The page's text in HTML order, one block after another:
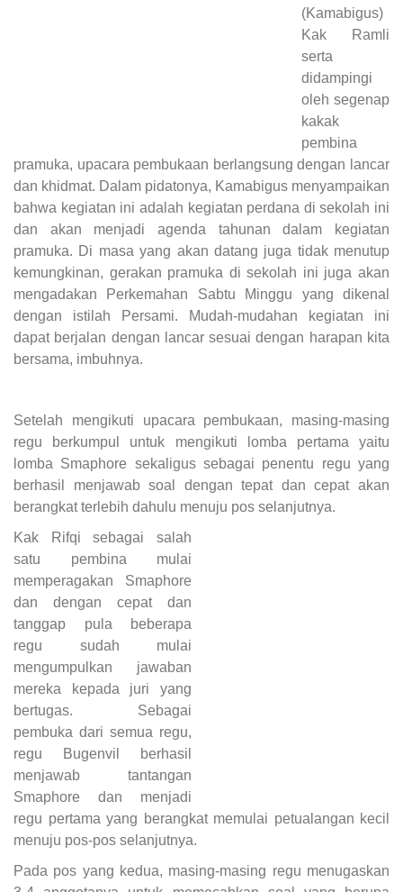
(Kamabigus)
Kak Ramli
serta
didampingi
oleh segenap
kakak
pembina
pramuka, upacara pembukaan berlangsung dengan lancar
dan khidmat. Dalam pidatonya, Kamabigus menyampaikan
bahwa kegiatan ini adalah kegiatan perdana di sekolah ini
dan akan menjadi agenda tahunan dalam kegiatan
pramuka. Di masa yang akan datang juga tidak menutup
kemungkinan, gerakan pramuka di sekolah ini juga akan
mengadakan Perkemahan Sabtu Minggu yang dikenal
dengan istilah Persami. Mudah-mudahan kegiatan ini
dapat berjalan dengan lancar sesuai dengan harapan kita
bersama, imbuhnya.
Setelah mengikuti upacara pembukaan, masing-masing
regu berkumpul untuk mengikuti lomba pertama yaitu
lomba Smaphore sekaligus sebagai penentu regu yang
berhasil menjawab soal dengan tepat dan cepat akan
berangkat terlebih dahulu menuju pos selanjutnya.
Kak Rifqi sebagai salah
satu pembina mulai
memperagakan Smaphore
dan dengan cepat dan
tanggap pula beberapa
regu sudah mulai
mengumpulkan jawaban
mereka kepada juri yang
bertugas. Sebagai
pembuka dari semua regu,
regu Bugenvil berhasil
menjawab tantangan
Smaphore dan menjadi
regu pertama yang berangkat memulai petualangan kecil
menuju pos-pos selanjutnya.
Pada pos yang kedua, masing-masing regu menugaskan